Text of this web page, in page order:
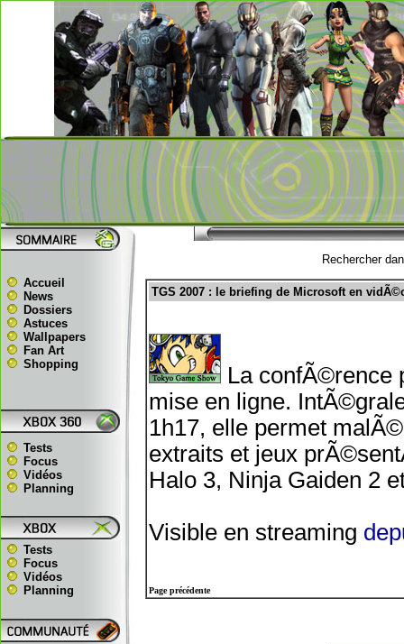
Accueil
News
Dossiers
Astuces
Wallpapers
Fan Art
Shopping
Tests
Focus
Vidéos
Planning
Tests
Focus
Vidéos
Planning
Rechercher
TGS 2007 : le briefing de Microsoft en
La
mise en ligne.
1h17, elle permet
extraits et jeux
Halo 3, Ninja Gaiden 2
Visible en streaming
Page précédente